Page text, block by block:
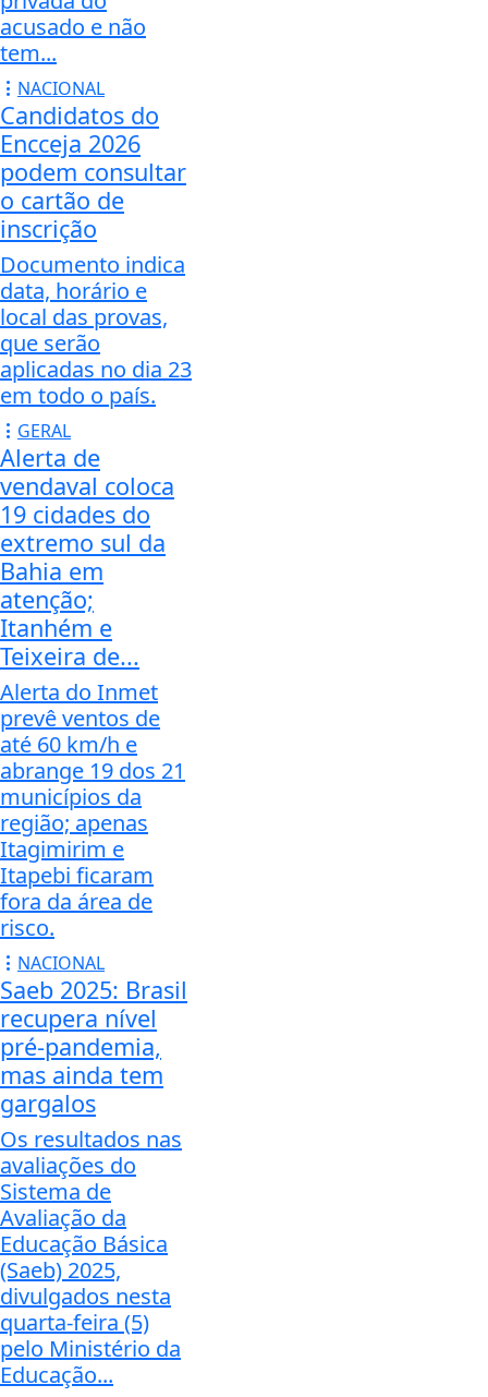
acusado e não
tem...
NACIONAL
Candidatos do
Encceja 2026
podem consultar
o cartão de
inscrição
Documento indica
data, horário e
local das provas,
que serão
aplicadas no dia 23
em todo o país.
GERAL
Alerta de
vendaval coloca
19 cidades do
extremo sul da
Bahia em
atenção;
Itanhém e
Teixeira de...
Alerta do Inmet
prevê ventos de
até 60 km/h e
abrange 19 dos 21
municípios da
região; apenas
Itagimirim e
Itapebi ficaram
fora da área de
risco.
NACIONAL
Saeb 2025: Brasil
recupera nível
pré-pandemia,
mas ainda tem
gargalos
Os resultados nas
avaliações do
Sistema de
Avaliação da
Educação Básica
(Saeb) 2025,
divulgados nesta
quarta-feira (5)
pelo Ministério da
Educação...